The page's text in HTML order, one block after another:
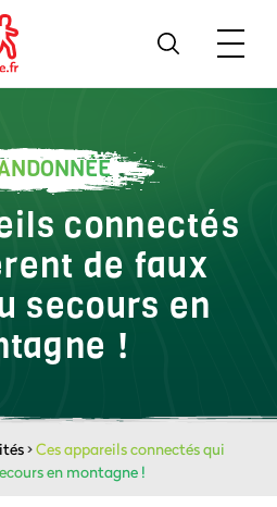
connectés
de faux
secours en
!
>Ces appareils connectés qui
en montagne !